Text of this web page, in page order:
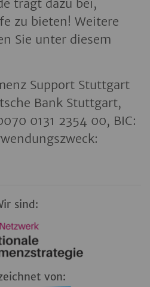
trägt dazu bei,
zu bieten! Weitere
Sie unter diesem
Support Stuttgart
Bank Stuttgart,
0131 2354 00, BIC:
sind:
von: